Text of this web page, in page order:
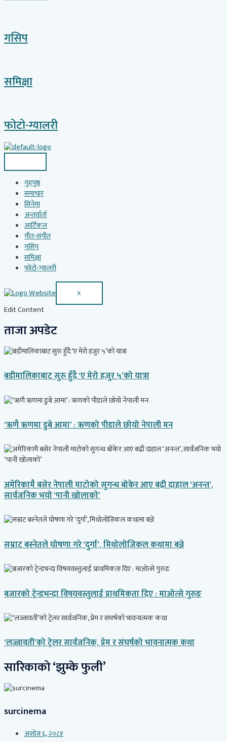
गसिप
समिक्षा
फोटो-ग्यालरी
गृहपृष्ठ
समाचार
सिनेमा
अन्तर्वार्ता
आर्टिकल
गीत-संगीत
गसिप
समिक्षा
फोटो-ग्यालरी
X
Edit Content
ताजा अपडेट
बडीमालिकाबाट सुरु हुँदै ‘ए मेरो हजुर ५’को यात्रा
‘ऋणै ऋणमा डुबे आमा’ : ऋणको पीडाले छोयो नेपाली मन
अमेरिकामै बसेर नेपाली माटोको सुगन्ध बोकेर आए बद्री दाहाल ‘अनन्त’,
सार्वजनिक भयो ‘पानी खोलाको’
सम्राट बस्नेतले घोषणा गरे ‘दुर्गा’, मिथोलोजिकल कथामा बन्ने
बजारको ट्रेन्डभन्दा विषयवस्तुलाई प्राथमिकता दिए : माओत्से गुरुङ
‘लज्जावती’को ट्रेलर सार्वजनिक, प्रेम र संघर्षको भावनात्मक कथा
सारिकाको ‘झुम्के फुली’
surcinema
अशोज ६, २०८१